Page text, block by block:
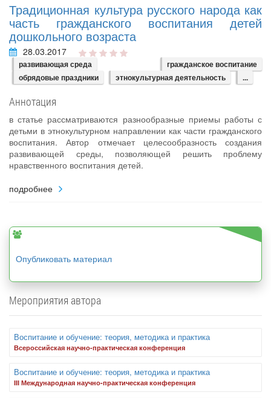
Традиционная культура русского народа как
часть гражданского воспитания детей
дошкольного возраста
28.03.2017
развивающая среда
гражданское воспитание
обрядовые праздники
этнокультурная деятельность ...
Аннотация
в статье рассматриваются разнообразные приемы работы с
детьми в этнокультурном направлении как части гражданского
воспитания. Автор отмечает целесообразность создания
развивающей среды, позволяющей решить проблему
нравственного воспитания детей.
подробнее
Опубликовать материал
Мероприятия автора
Воспитание и обучение: теория, методика и практика
Всероссийская научно-практическая конференция
Воспитание и обучение: теория, методика и практика
III Международная научно-практическая конференция